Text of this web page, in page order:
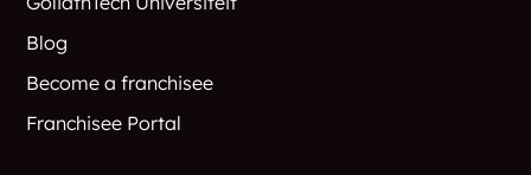
Blog
Become a franchisee
Franchisee Portal